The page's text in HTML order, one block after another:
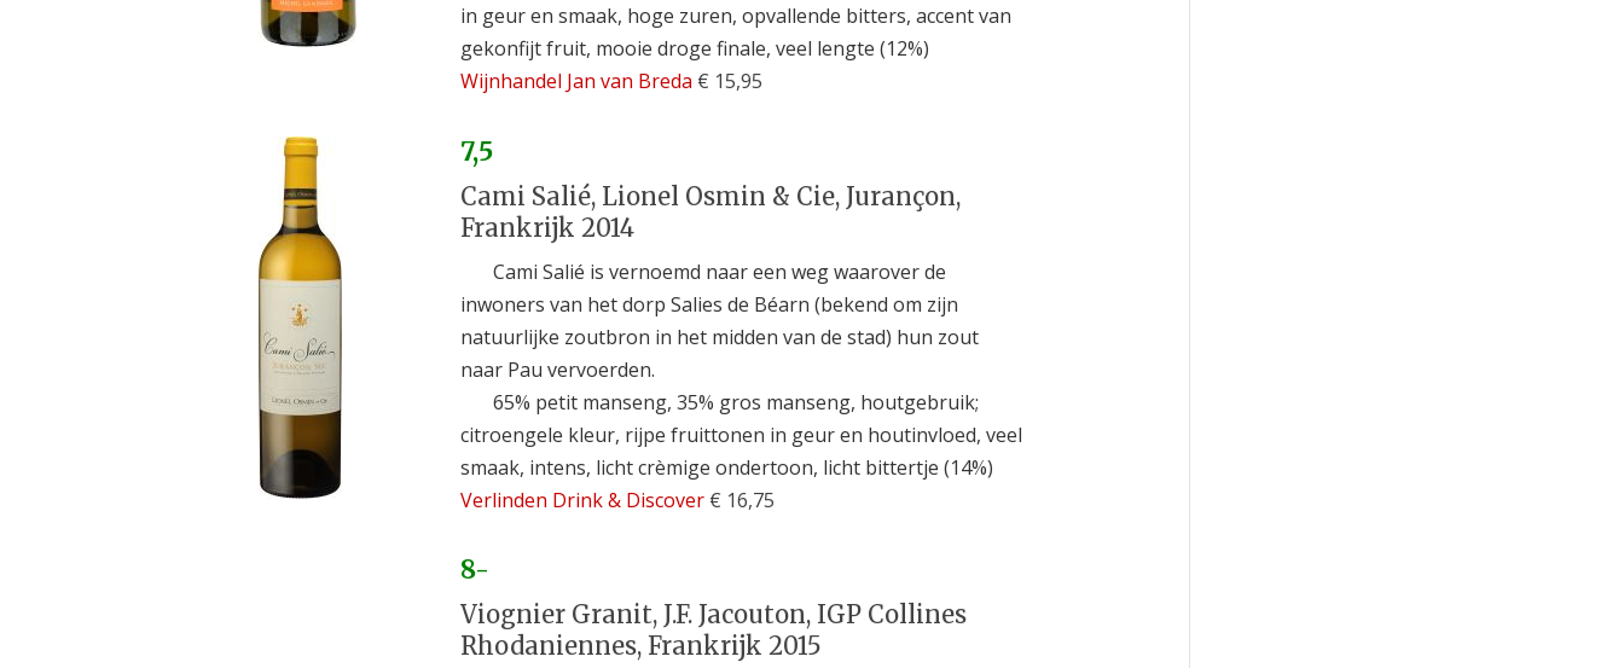
in geur en smaak, hoge zuren, opvallende bitters, accent van
gekonfijt fruit, mooie droge finale, veel lengte (12%)
Wijnhandel Jan van Breda € 15,95
7,5
Cami Salié, Lionel Osmin & Cie, Jurançon,
Frankrijk 2014
Cami Salié is vernoemd naar een weg waarover de
inwoners van het dorp Salies de Béarn (bekend om zijn
natuurlijke zoutbron in het midden van de stad) hun zout
naar Pau vervoerden.
65% petit manseng, 35% gros manseng, houtgebruik;
citroengele kleur, rijpe fruittonen in geur en houtinvloed, veel
smaak, intens, licht crèmige ondertoon, licht bittertje (14%)
Verlinden Drink & Discover€ 16,75
8-
Viognier Granit, J.F. Jacouton, IGP Collines
Rhodaniennes, Frankrijk 2015